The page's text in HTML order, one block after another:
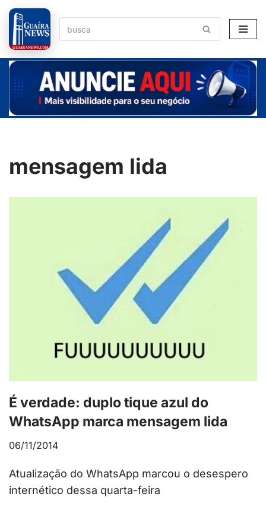
Pular
para
o
conteúdo
mensagem lida
É verdade: duplo tique azul do
WhatsApp marca mensagem lida
06/11/2014
Atualização do WhatsApp marcou o desespero
internético dessa quarta-feira